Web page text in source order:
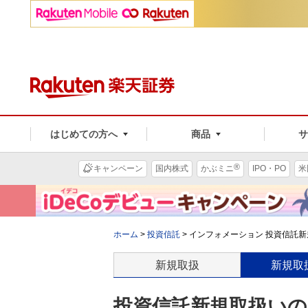
はじめての方へ 商品
キャンペーン 国内株式 かぶミニ® IPO・PO
ホーム > 投資信託 > インフォメーション 投資信託
新規取扱 新規取